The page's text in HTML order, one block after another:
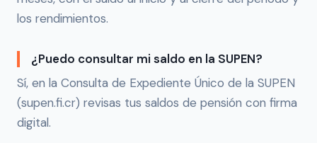
los rendimientos.
¿Puedo consultar mi saldo en la SUPEN?
Sí, en la Consulta de Expediente Único de la SUPEN
(supen.fi.cr) revisas tus saldos de pensión con firma
digital.